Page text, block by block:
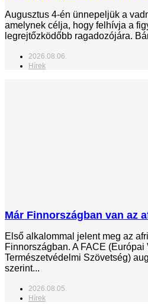
Augusztus 4-én ünnepeljük a
amelynek célja, hogy felhívja a
legrejtőzködőbb ragadozójára.
2026.08.06.
Hírek
Már Finnországban van az
Első alkalommal jelent meg az
Finnországban. A FACE (Európai
Természetvédelmi Szövetség)
szerint...
2026.08.05.
Hírek